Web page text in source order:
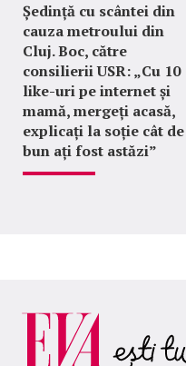
Ședință cu scântei din
cauza metroului din
Cluj. Boc, către
consilierii USR: „Cu 10
like-uri pe internet și
mamă, mergeți acasă,
explicați la soție cât de
bun ați fost astăzi”